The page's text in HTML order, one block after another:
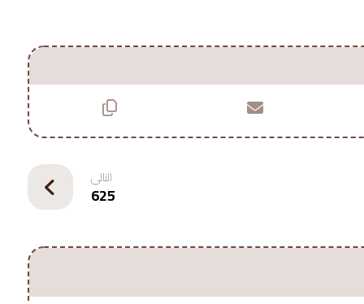
التالي
625